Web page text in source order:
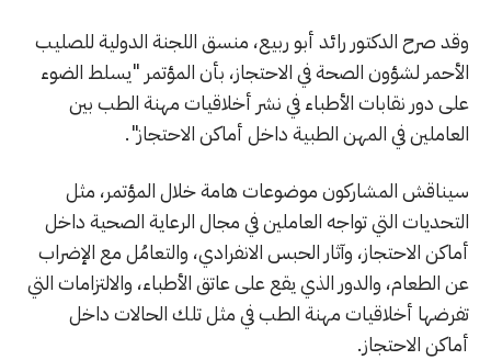
وقد صرح الدكتور رائد أبو ربيع، منسق اللجنة الدولية للصليب
الأحمر لشؤون الصحة في الاحتجاز، بأن المؤتمر "يسلط الضوء
على دور نقابات الأطباء في نشر أخلاقيات مهنة الطب بين
العاملين في المهن الطبية داخل أماكن الاحتجاز".
سيناقش المشاركون موضوعات هامة خلال المؤتمر، مثل
التحديات التي تواجه العاملين في مجال الرعاية الصحية داخل
أماكن الاحتجاز، وآثار الحبس الانفرادي، والتعامُل مع الإضراب
عن الطعام، والدور الذي يقع على عاتق الأطباء، والالتزامات التي
تفرضها أخلاقيات مهنة الطب في مثل تلك الحالات داخل
أماكن الاحتجاز.